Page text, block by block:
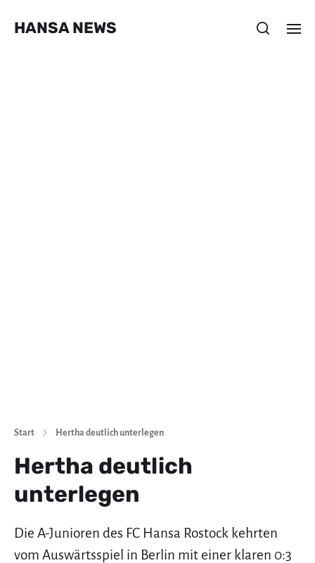
HANSA NEWS
Start Hertha deutlich unterlegen
Hertha deutlich
unterlegen
Die A-Junioren des FC Hansa Rostock kehrten
vom Auswärtsspiel in Berlin mit einer klaren 0:3